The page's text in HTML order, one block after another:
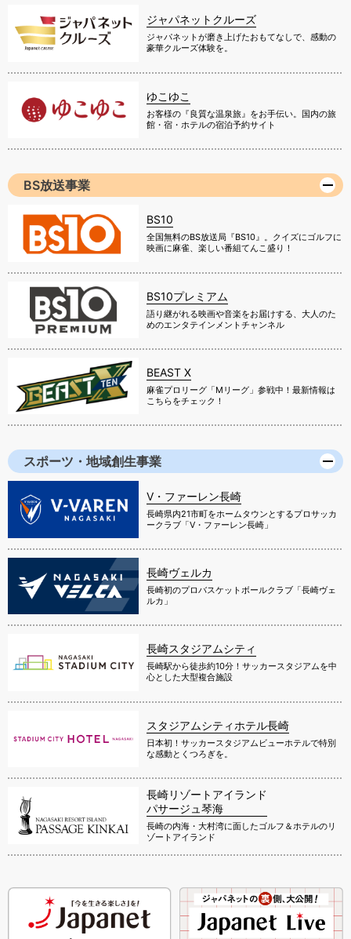
ジャパネットクルーズ
ジャパネットが磨き上げたおもてなしで、感動の
豪華クルーズ体験を。
ゆこゆこ
お客様の『良質な温泉旅』をお手伝い。国内の旅
館・宿・ホテルの宿泊予約サイト
BS放送事業
BS10
全国無料のBS放送局『BS10』。クイズにゴルフに
映画に麻雀、楽しい番組てんこ盛り！
BS10プレミアム
語り継がれる映画や音楽をお届けする、大人のた
めのエンタテインメントチャンネル
BEAST X
麻雀プロリーグ「Mリーグ」参戦中！最新情報は
こちらをチェック！
スポーツ・地域創生事業
V・ファーレン長崎
長崎県内21市町をホームタウンとするプロサッカ
ークラブ「V・ファーレン長崎」
長崎ヴェルカ
長崎初のプロバスケットボールクラブ「長崎ヴェ
ルカ」
長崎スタジアムシティ
長崎駅から徒歩約10分！サッカースタジアムを中
心とした大型複合施設
スタジアムシティホテル長崎
日本初！サッカースタジアムビューホテルで特別
な感動とくつろぎを。
長崎リゾートアイランド
パサージュ琴海
長崎の内海・大村湾に面したゴルフ＆ホテルのリ
ゾートアイランド